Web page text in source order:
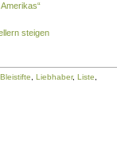
steigen
Bleistifte Liebhaber, Liste